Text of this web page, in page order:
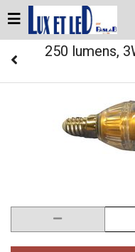
250 lumens,